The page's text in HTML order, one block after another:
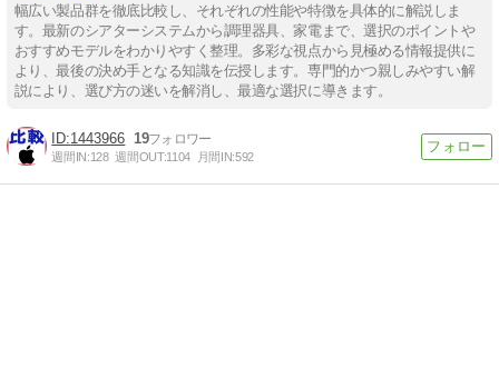
幅広い製品群を徹底比較し、それぞれの性能や特徴を具体的に解説しま
す。最新のシアターシステムから調理器具、家電まで、選択のポイントや
おすすめモデルをわかりやすく整理。多彩な視点から見極める情報提供に
より、最後の決め手となる知識を伝授します。専門的かつ親しみやすい解
説により、選び方の迷いを解消し、最適な選択に導きます。
1443966 19
週間IN:128 週間OUT:1104 月間IN:592